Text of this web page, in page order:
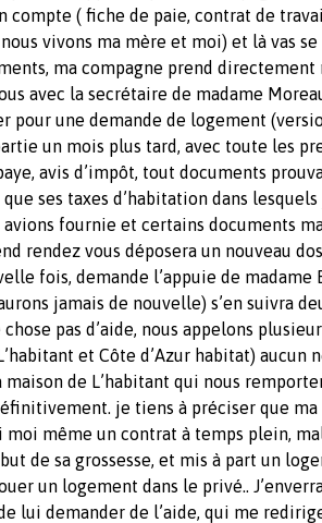
compte ( fiche de paie, contrat de
vivons ma mère et moi) et là vas
ma compagne prend
avec la secrétaire de madame
pour une demande de logement
un mois plus tard, avec toute les
avis d’impôt, tout documents
ses taxes d’habitation dans lesquels
fournie et certains documents
rendez vous déposera un nouveau
fois, demande l’appuie de madame
jamais de nouvelle) s’en suivra
pas d’aide, nous appelons
et Côte d’Azur habitat) aucun
maison de L’habitant qui nous
je tiens à préciser que
moi même un contrat à temps plein,
de sa grossesse, et mis à part un
un logement dans le privé..
lui demander de l’aide, qui me